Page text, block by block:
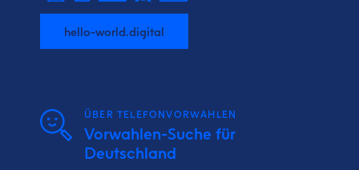
hello-world.digital
ÜBER TELEFONVORWAHLEN
Vorwahlen-Suche für
Deutschland